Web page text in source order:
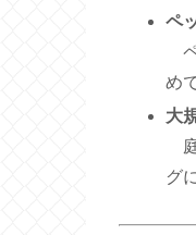
ペ
ペ
め
大
庭
グ